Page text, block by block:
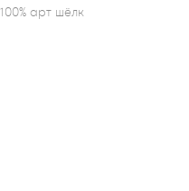
100% арт шёлк